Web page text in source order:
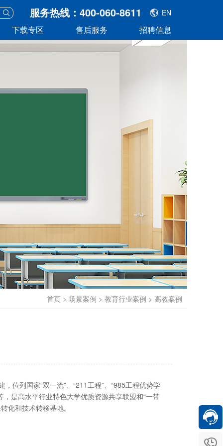
EN
服务热线：400-060-8611
下载专区 售后服务 招聘信息
首页 > 场景案例 > 教育行业案例 > 高教案例
位列国家“双一流”、“211工程”、“985工程优势学
是高水平行业特色大学优质资源共享联盟和“一带
化和技术转移基地。